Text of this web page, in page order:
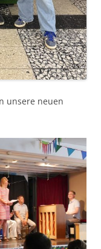
unsere neuen